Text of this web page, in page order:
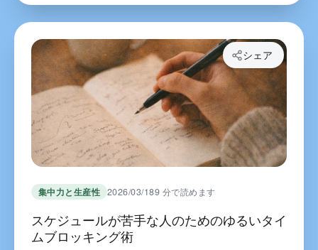
集中力と生産性 2026/03/189 分で読めます
スケジュールが苦手な人のためのゆるいタイ
ムブロッキング術
シェア